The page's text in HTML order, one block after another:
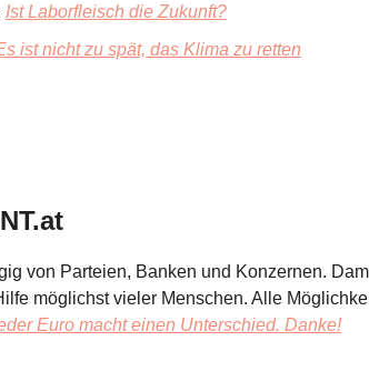
Ist Laborfleisch die Zukunft?
ist nicht zu spät, das Klima zu retten
von Parteien, Banken und Konzernen.
möglichst vieler Menschen. Alle
Euro macht einen Unterschied. Danke!